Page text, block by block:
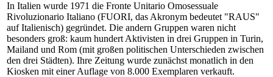
In Italien wurde 1971 die Fronte Unitario Omosessuale
Rivoluzionario Italiano (FUORI, das Akronym bedeutet "RAUS"
auf Italienisch) gegründet. Die andern Gruppen waren nicht
besonders groß: kaum hundert Aktivisten in drei Gruppen in Turin,
Mailand und Rom (mit großen politischen Unterschieden zwischen
den drei Städten). Ihre Zeitung wurde zunächst monatlich in den
Kiosken mit einer Auflage von 8.000 Exemplaren verkauft.